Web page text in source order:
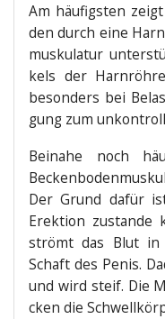
Am häu­figs­ten
den durch eine
mus­ku­la­tur
kels der
beson­ders bei
gung zum
Bei­na­he noch
Der Grund dafür
Erek­ti­on zustan­de
strömt das Blut in
Schaft des Penis.
und wird steif. Die
cken die